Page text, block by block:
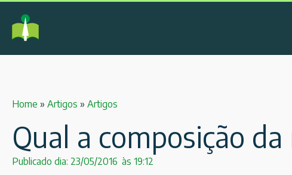
Home » Artigos » Artigos
Qual a composição
Publicado dia: 23/05/2016 às 19:12